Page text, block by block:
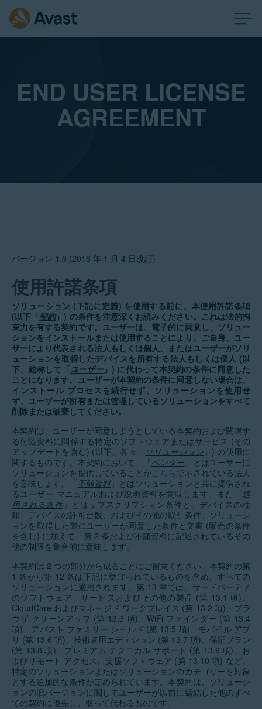
END USER LICENSE
AGREEMENT
バージョン 1.6 (2018 年 1 月 4 日改訂)
使用許諾条項
ソリューション (下記に定義) を使用する前に、本使用許諾条項
(以下「契約」) の条件を注意深くお読みください。これは法的拘
束力を有する契約です。ユーザーは、電子的に同意し、ソリュー
ションをインストールまたは使用することにより、ご自身、ユー
ザーにより代表される法人もしくは個人、またはユーザーがソリ
ューションを取得したデバイスを所有する法人もしくは個人 (以
下、総称して「ユーザー」) に代わって本契約の条件に同意した
ことになります。ユーザーが本契約の条件に同意しない場合は、
インストール プロセスを続行せず、ソリューションを使用せ
ず、ユーザーが所有または管理しているソリューションをすべて
削除または破棄してください。
本契約は、ユーザーが同意しようとしている本契約および関連す
る付随資料に関係する特定のソフトウェアまたはサービス (その
アップデートを含む) (以下、各々「 ソリューション」) の使用に
関するものです。本契約において、「 ベンダー 」とはユーザーに
ソリューションを提供していることがこちらで示されている法人
を意味します。「 不随資料」とはソリューションと共に提供され
るユーザー マニュアルおよび説明資料を意味します。また「 適
用される条件」とはサブスクリプション条件と、デバイスの種
類、デバイスの許可台数、およびその他の取引条件、ソリューシ
ョンを取得した際にユーザーが同意した条件と文書 (販売の条件
を含む) に加えて、第 2 条および不随資料に記述されているその
他の制限を集合的に意味します。
本契約は 2 つの部分から成ることにご留意ください。本契約の第
1 条から第 12 条は下記に挙げられているものを含め、すべての
ソリューションに適用されます。第 13 章では、サードパーティ
のソフトウェア、サービスおよびその他の製品 (第 13.1 項)、
CloudCare およびマネージド ワークプレイス (第 13.2 項)、ブラ
ウザ クリーンアップ (第 13.3 項)、WiFi ファインダー (第 13.4
項)、アバスト ファミリー シールド (第 13.5 項)、モバイル アプ
リ (第 13.6 項)、技術者用エディション (第 13.7 項)、保証プラン
(第 13.8 項)、プレミアム テクニカル サポート (第 13.9 項)、お
よびリモート アクセス、支援ソフトウェア (第 13.10 項) など、
特定のソリューションまたはソリューションのカテゴリーを対象
とする追加的な条件が定められています。本契約は、ソリューシ
ョンの旧バージョンに関してユーザーが以前に締結した他のすべ
ての契約に優先し、取って代わるものです。